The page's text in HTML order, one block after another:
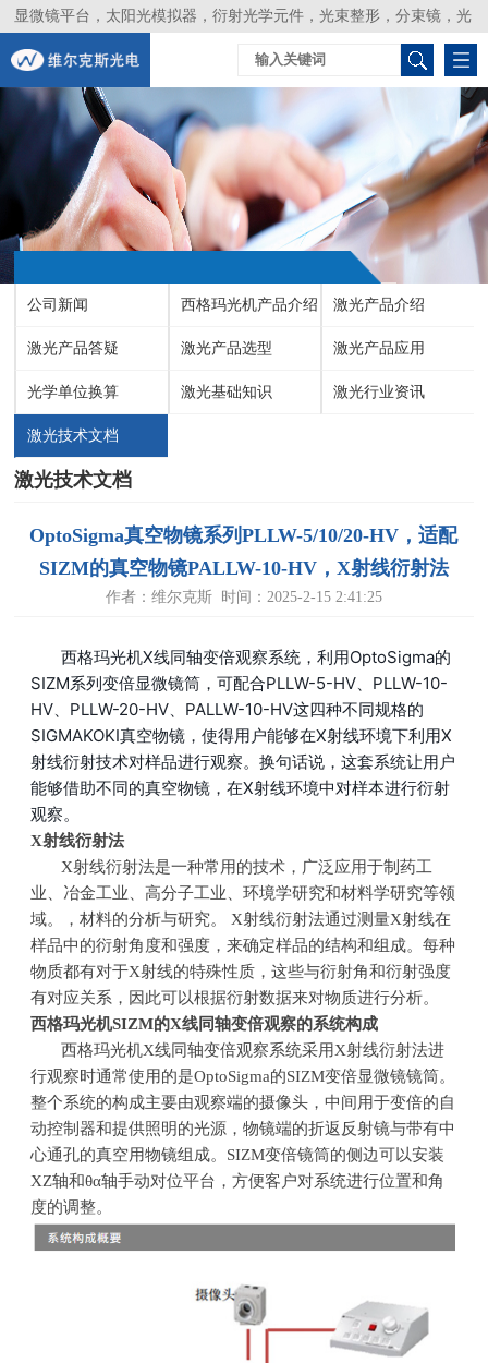
显微镜平台，太阳光模拟器，衍射光学元件，光束整形，分束镜，光
谱仪，生物激光器，光束分析仪，Layertec
公司新闻 西格玛光机产品介绍 激光产品介绍
激光产品答疑 激光产品选型 激光产品应用
光学单位换算 激光基础知识 激光行业资讯
激光技术文档
激光技术文档
OptoSigma真空物镜系列PLLW-5/10/20-HV，适配
SIZM的真空物镜PALLW-10-HV，X射线衍射法
作者：维尔克斯 时间：2025-2-15 2:41:25
西格玛光机X线同轴变倍观察系统，利用OptoSigma的
SIZM系列变倍显微镜筒，可配合PLLW-5-HV、PLLW-10-
HV、PLLW-20-HV、PALLW-10-HV这四种不同规格的
SIGMAKOKI真空物镜，使得用户能够在X射线环境下利用X
射线衍射技术对样品进行观察。换句话说，这套系统让用户
能够借助不同的真空物镜，在X射线环境中对样本进行衍射
观察。
X射线衍射法
‌X射线衍射法是一种常用的技术，广泛应用于制药工
业、冶金工业、高分子工业、环境学研究和材料学研究等领
域。，材料的分析与研究。‌ X射线衍射法通过测量X射线在
样品中的衍射角度和强度，来确定样品的结构和组成。每种
物质都有对于X射线的特殊性质，这些与衍射角和衍射强度
有对应关系，因此可以根据衍射数据来对物质进行分析。‌
西格玛光机SIZM的X线同轴变倍观察的系统构成
西格玛光机X线同轴变倍观察系统采用X射线衍射法进
行观察时通常使用的是OptoSigma的SIZM变倍显微镜镜筒。
整个系统的构成主要由观察端的摄像头，中间用于变倍的自
动控制器和提供照明的光源，物镜端的折返反射镜与带有中
心通孔的真空用物镜组成。 SIZM变倍镜筒的侧边可以安装
XZ轴和θα轴手动对位平台，方便客户对系统进行位置和角
度的调整。